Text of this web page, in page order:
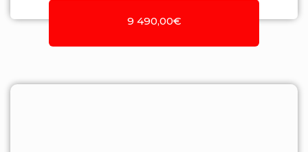
9 490,00€